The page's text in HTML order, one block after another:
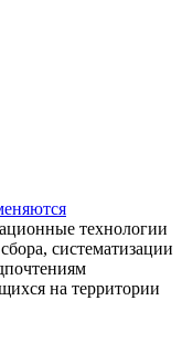
технологии
систематизации
на территории